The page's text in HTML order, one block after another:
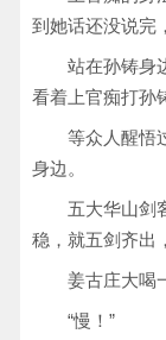
到她话还没说完
站在孙铸身
看着上官痴打孙
等众人醒悟
身边。
五大华山剑
稳，就五剑齐出
姜古庄大喝
“慢！”